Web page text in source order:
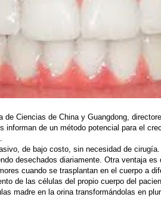
de Ciencias de China y Guangdong,
informan de un método potencial para el
de bajo costo, sin necesidad de
desechados diariamente. Otra ventaja
cuando se trasplantan en el cuerpo a
de las células del propio cuerpo del
madre en la orina transformándolas en